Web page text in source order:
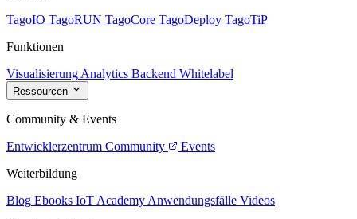
TagoIO TagoRUN TagoCore TagoDeploy TagoTiP
Funktionen
Visualisierung Analytics Backend Whitelabel
Ressourcen
Community & Events
Entwicklerzentrum Community
Events
Weiterbildung
Blog Ebooks IoT Academy Anwendungsfälle Videos